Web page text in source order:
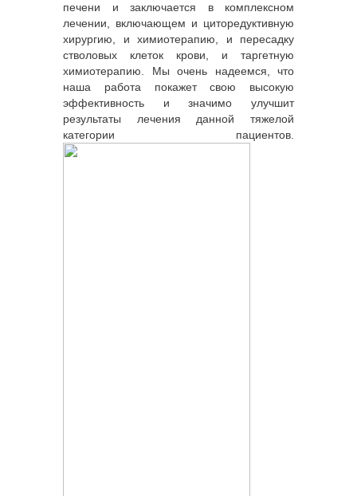
печени и заключается в комплексном
лечении, включающем и циторедуктивную
хирургию, и химиотерапию, и пересадку
стволовых клеток крови, и таргетную
химиотерапию. Мы очень надеемся, что
наша работа покажет свою высокую
эффективность и значимо улучшит
результаты лечения данной тяжелой
категории пациентов.